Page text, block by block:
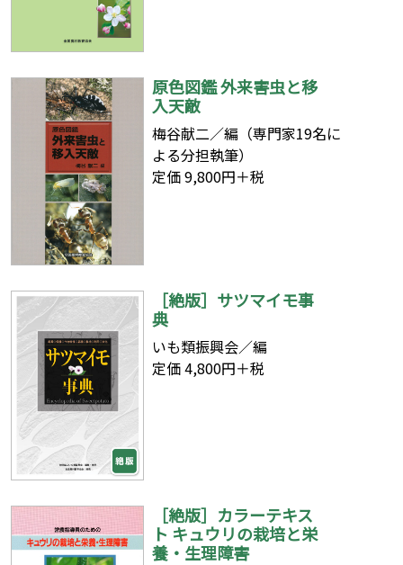
原色図鑑 外来害虫と移
入天敵
梅谷献二／編（専門家19名に
よる分担執筆）
定価 9,800円＋税
［絶版］サツマイモ事
典
いも類振興会／編
定価 4,800円＋税
［絶版］カラーテキス
ト キュウリの栽培と栄
養・生理障害